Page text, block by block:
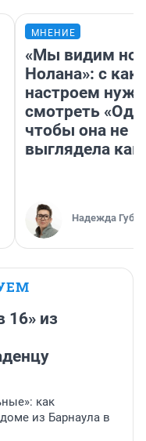
МНЕНИЕ
«Мы видим
Нолана»: с
настроем
смотреть
чтобы она не
выглядела как
Надежда
16» из
как
из Барнаула в